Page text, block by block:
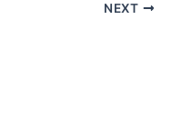
NEXT